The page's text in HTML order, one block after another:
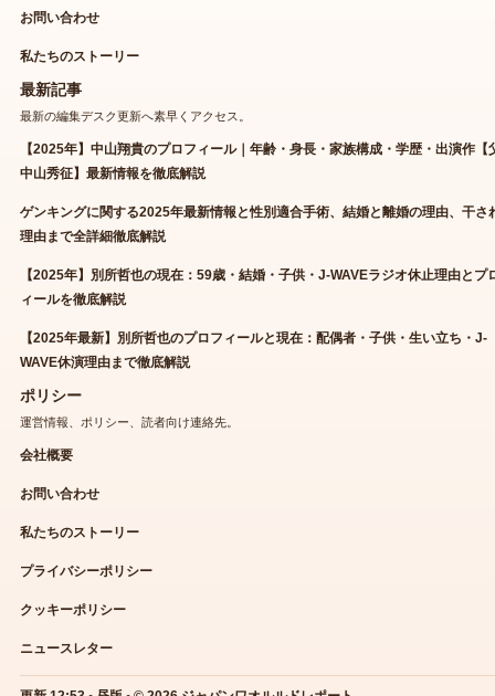
お問い合わせ
私たちのストーリー
最新記事
最新の編集デスク更新へ素早くアクセス。
【2025年】中山翔貴のプロフィール｜年齢・身長・家族構成・学歴・出演作【
中山秀征】最新情報を徹底解説
ゲンキングに関する2025年最新情報と性別適合手術、結婚と離婚の理由、干さ
理由まで全詳細徹底解説
【2025年】別所哲也の現在：59歳・結婚・子供・J-WAVEラジオ休止理由とプ
ィールを徹底解説
【2025年最新】別所哲也のプロフィールと現在：配偶者・子供・生い立ち・J-
WAVE休演理由まで徹底解説
ポリシー
運営情報、ポリシー、読者向け連絡先。
会社概要
お問い合わせ
私たちのストーリー
プライバシーポリシー
クッキーポリシー
ニュースレター